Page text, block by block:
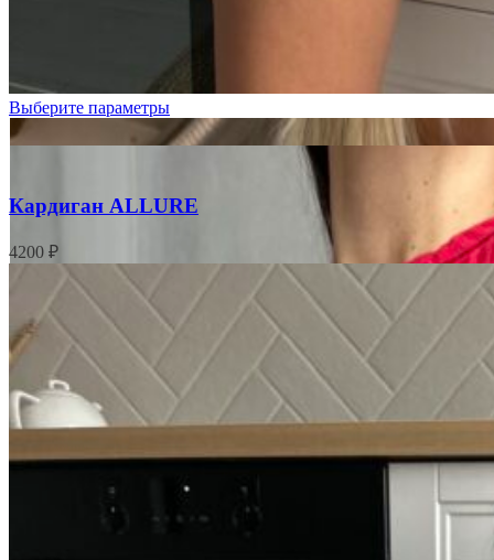
Выберите параметры
Кардиган ALLURE
4200 ₽